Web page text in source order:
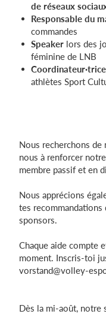
de réseaux
Responsable du
commandes
Speaker lors des
féminine de LNB
Coordinateur·trice
athlètes Sport
Nous recherchons de
nous à renforcer
membre passif et en
Nous apprécions
tes recommandations
sponsors.
Chaque aide compte
moment. Inscris-toi
vorstand@volley-
Dès la mi-août, notre